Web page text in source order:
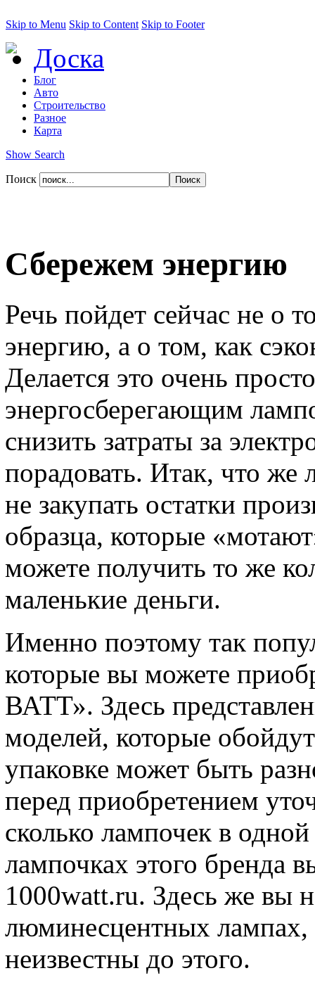
Skip to Menu Skip to Content Skip to Footer
Доска
Блог
Авто
Строительство
Разное
Карта
Show Search
Поиск
Сбережем энергию
Речь пойдет сейчас не о
энергию, а о том, как
Делается это очень
энергосберегающим
снизить затраты за
порадовать. Итак, что же
не закупать остатки
образца, которые
можете получить то же
маленькие деньги.
Именно поэтому так
которые вы можете
ВАТТ». Здесь
моделей, которые
упаковке может быть
перед приобретением
сколько лампочек в
лампочках этого бренда
1000watt.ru. Здесь же вы
люминесцентных лампах,
неизвестны до этого.